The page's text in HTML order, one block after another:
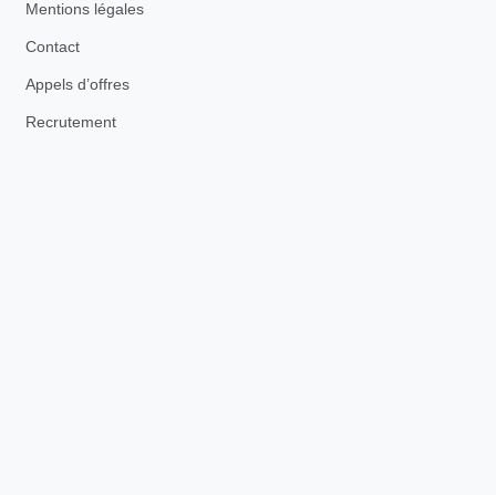
Mentions légales
Contact
Appels d’offres
Recrutement